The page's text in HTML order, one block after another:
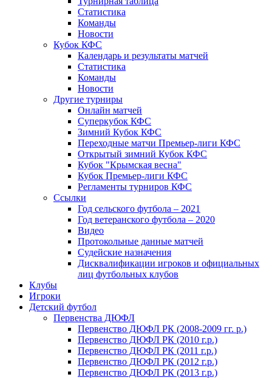
Статистика
Команды
Новости
Кубок КФС
Календарь и результаты матчей
Статистика
Команды
Новости
Другие турниры
Онлайн матчей
Суперкубок КФС
Зимний Кубок КФС
Переходные матчи Премьер-лиги КФС
Открытый зимний Кубок КФС
Кубок "Крымская весна"
Кубок Премьер-лиги КФС
Регламенты турниров КФС
Ссылки
Год сельского футбола – 2021
Год ветеранского футбола – 2020
Видео
Протокольные данные матчей
Судейские назначения
Дисквалификации игроков и официальных
лиц футбольных клубов
Клубы
Игроки
Детский футбол
Первенства ДЮФЛ
Первенство ДЮФЛ РК (2008-2009 гг. р.)
Первенство ДЮФЛ РК (2010 г.р.)
Первенство ДЮФЛ РК (2011 г.р.)
Первенство ДЮФЛ РК (2012 г.р.)
Первенство ДЮФЛ РК (2013 г.р.)